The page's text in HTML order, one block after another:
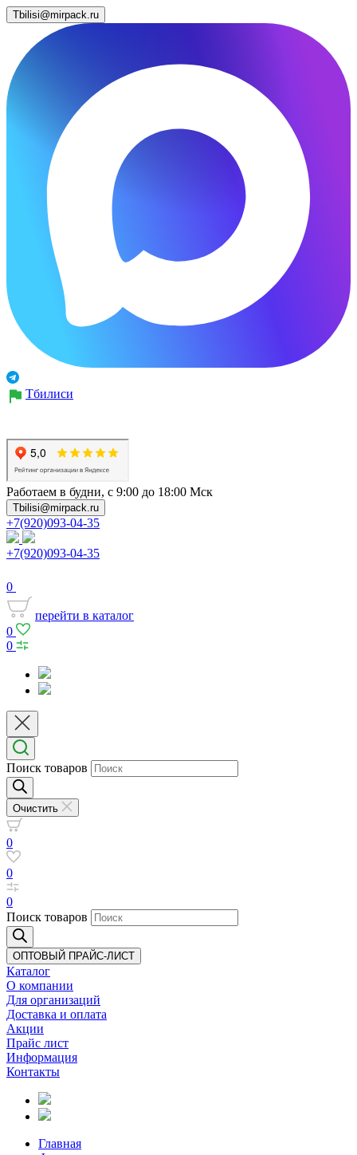
Tbilisi@mirpack.ru
Тбилиси
Работаем в будни, с 9:00 до 18:00 Мск
Tbilisi@mirpack.ru
+7(920)093-04-35
+7(920)093-04-35
0
перейти в каталог
0
0
Поиск товаров
Очистить
0
0
0
Поиск товаров
ОПТОВЫЙ ПРАЙС-ЛИСТ
Каталог
О компании
Для организаций
Доставка и оплата
Акции
Прайс лист
Информация
Контакты
Главная